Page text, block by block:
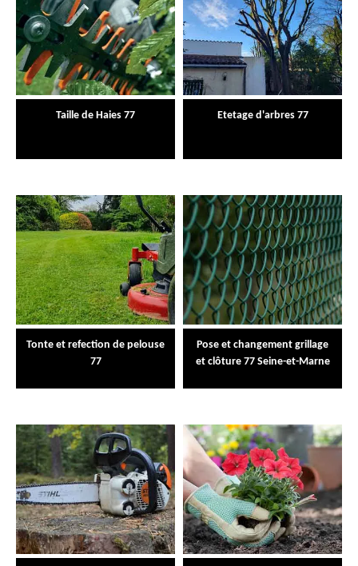
Taille de Haies 77 Etetage d'arbres 77
Tonte et refection de pelouse
77
Pose et changement grillage
et clôture 77 Seine-et-Marne